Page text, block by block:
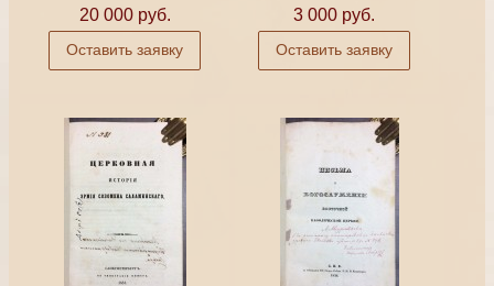
20 000 руб.
Оставить заявку
3 000 руб.
Оставить заявку